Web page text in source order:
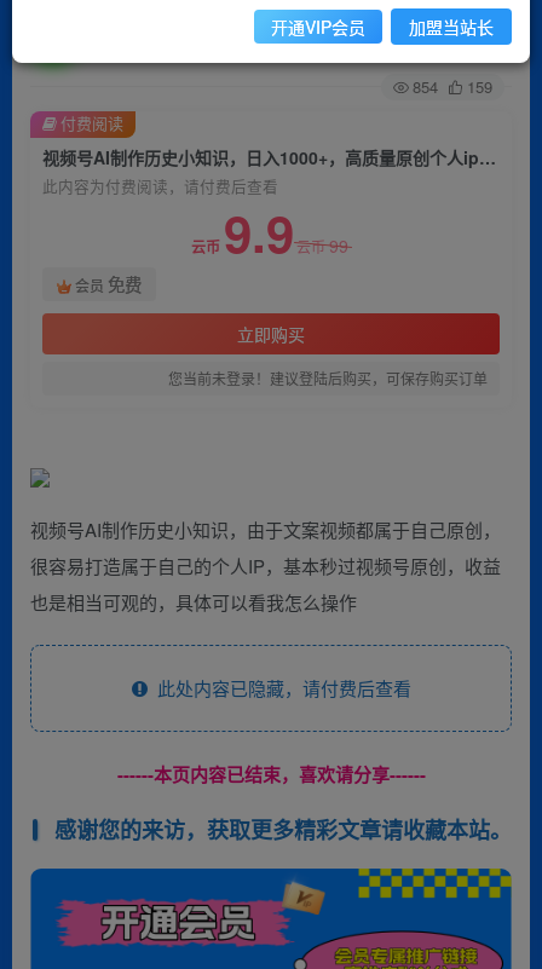
关注 私信
854 159
视频号AI制作历史小知识，日入1000+，高质量原创个人ip，秒过原创，降维打击！
此内容为付费阅读，请付费后查看
云币 9.9云币99
会员 免费
立即购买
您当前未登录！建议登陆后购买，可保存购买订单
付费阅读
视频号AI制作历史小知识，由于文案视频都属于自己原创，
很容易打造属于自己的个人IP，基本秒过视频号原创，收益
也是相当可观的，具体可以看我怎么操作
此处内容已隐藏，请付费后查看
------本页内容已结束，喜欢请分享------
感谢您的来访，获取更多精彩文章请收藏本站。
开通VIP会员 加盟当站长